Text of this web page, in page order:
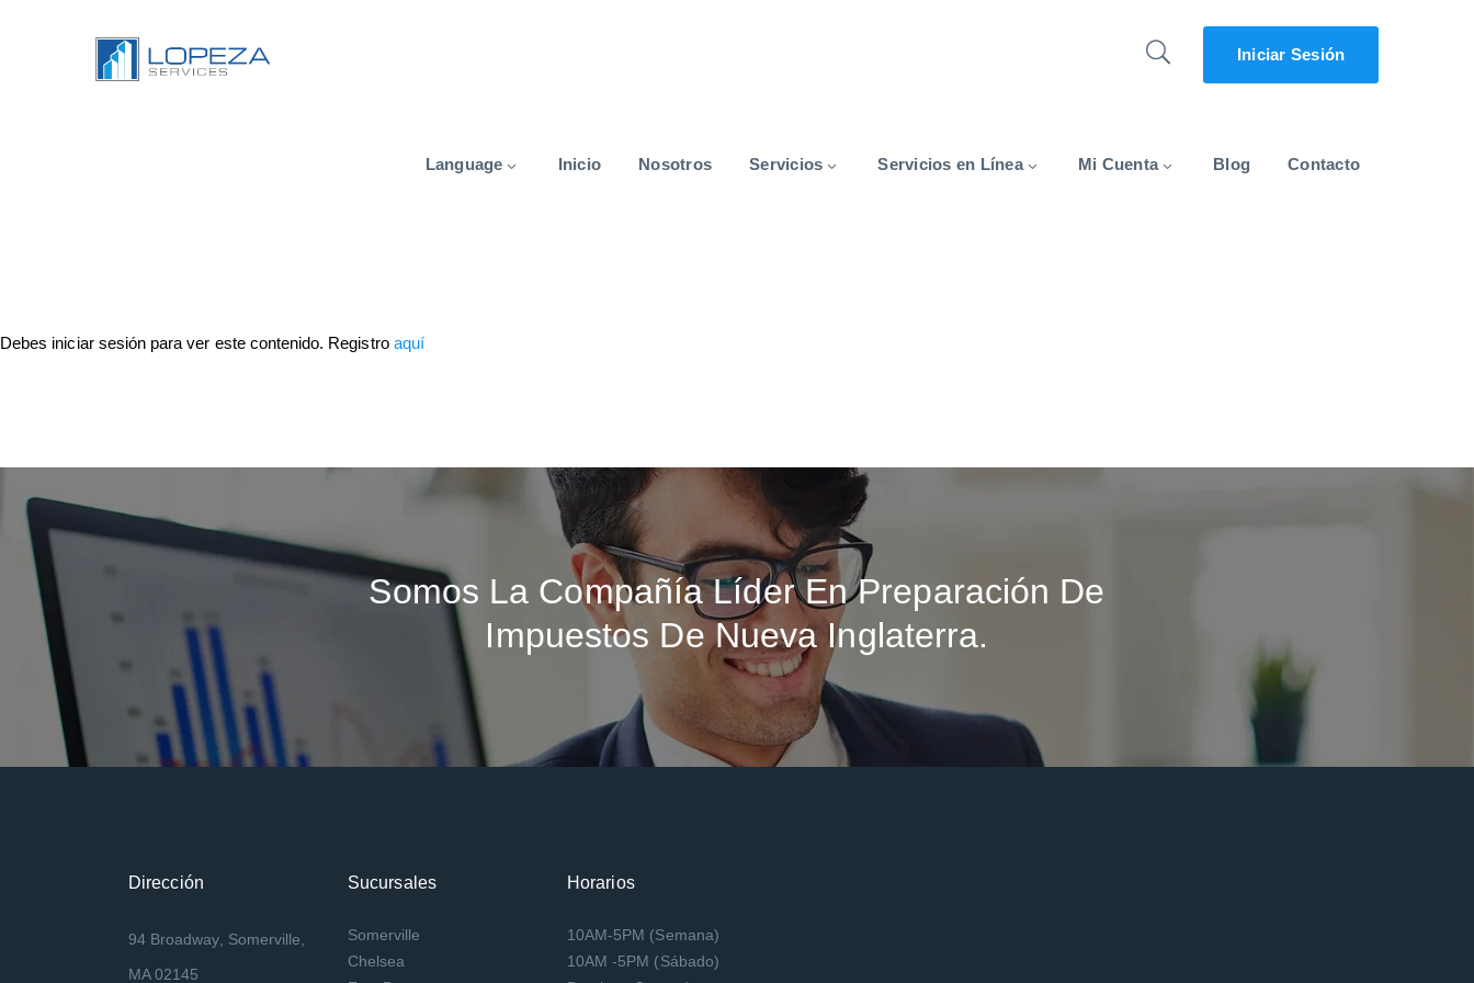
Iniciar Sesión
Language Inicio Nosotros Servicios Servicios en Línea Mi Cuenta Blog Contacto
Debes iniciar sesión para ver este contenido. Registro aquí
Somos La Compañía Líder En Preparación De
Impuestos De Nueva Inglaterra.
Dirección
94 Broadway, Somerville,
MA 02145
Sucursales
Somerville
Chelsea
Horarios
10AM-5PM (Semana)
10AM -5PM (Sábado)